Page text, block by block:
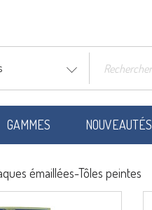
GAMMES NOUVEAUTÉS
émaillées-Tôles peintes